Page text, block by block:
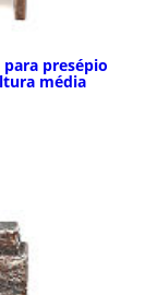
para presépio
média